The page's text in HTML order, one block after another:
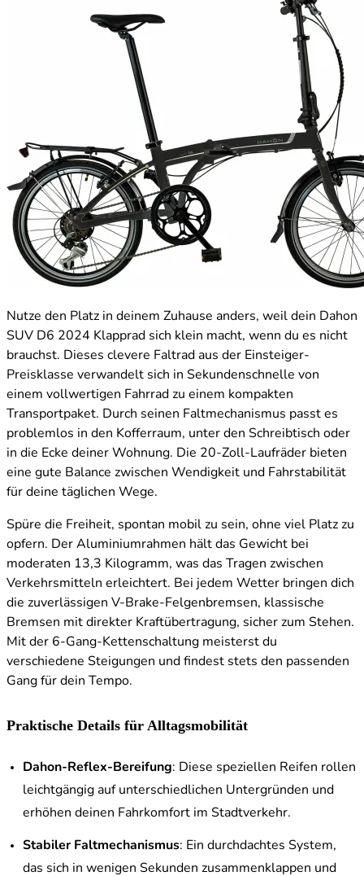
Nutze den Platz in deinem Zuhause anders, weil dein Dahon
SUV D6 2024 Klapprad sich klein macht, wenn du es nicht
brauchst. Dieses clevere Faltrad aus der Einsteiger-
Preisklasse verwandelt sich in Sekundenschnelle von
einem vollwertigen Fahrrad zu einem kompakten
Transportpaket. Durch seinen Faltmechanismus passt es
problemlos in den Kofferraum, unter den Schreibtisch oder
in die Ecke deiner Wohnung. Die 20-Zoll-Laufräder bieten
eine gute Balance zwischen Wendigkeit und Fahrstabilität
für deine täglichen Wege.
Spüre die Freiheit, spontan mobil zu sein, ohne viel Platz zu
opfern. Der Aluminiumrahmen hält das Gewicht bei
moderaten 13,3 Kilogramm, was das Tragen zwischen
Verkehrsmitteln erleichtert. Bei jedem Wetter bringen dich
die zuverlässigen V-Brake-Felgenbremsen, klassische
Bremsen mit direkter Kraftübertragung, sicher zum Stehen.
Mit der 6-Gang-Kettenschaltung meisterst du
verschiedene Steigungen und findest stets den passenden
Gang für dein Tempo.
Praktische Details für Alltagsmobilität
Dahon-Reflex-Bereifung: Diese speziellen Reifen rollen
leichtgängig auf unterschiedlichen Untergründen und
erhöhen deinen Fahrkomfort im Stadtverkehr.
Stabiler Faltmechanismus: Ein durchdachtes System,
das sich in wenigen Sekunden zusammenklappen und